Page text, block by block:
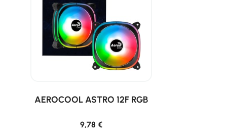
AEROCOOL ASTRO 12F RGB
9,78 €